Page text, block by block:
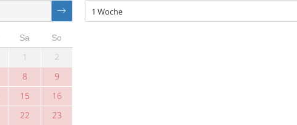
Sa
So
1 2
8 9
15 16
22 23
1 Woche